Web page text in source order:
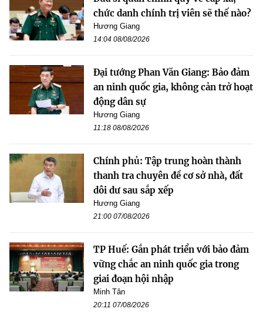
chức danh chính trị viên sẽ thế nào?
Hương Giang
14:04 08/08/2026
Đại tướng Phan Văn Giang: Bảo đảm
an ninh quốc gia, không cản trở hoạt
động dân sự
Hương Giang
11:18 08/08/2026
Chính phủ: Tập trung hoàn thành
thanh tra chuyên đề cơ sở nhà, đất
dôi dư sau sắp xếp
Hương Giang
21:00 07/08/2026
TP Huế: Gắn phát triển với bảo đảm
vững chắc an ninh quốc gia trong
giai đoạn hội nhập
Minh Tân
20:11 07/08/2026